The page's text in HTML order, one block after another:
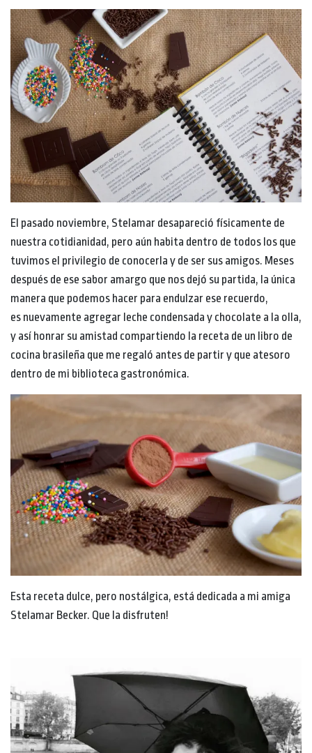
El pasado noviembre, Stelamar desapareció físicamente de
nuestra cotidianidad, pero aún habita dentro de todos los que
tuvimos el privilegio de conocerla y de ser sus amigos. Meses
después de ese sabor amargo que nos dejó su partida, la única
manera que podemos hacer para endulzar ese recuerdo,
es nuevamente agregar leche condensada y chocolate a la olla,
y así honrar su amistad compartiendo la receta de un libro de
cocina brasileña que me regaló antes de partir y que atesoro
dentro de mi biblioteca gastronómica.
Esta receta dulce, pero nostálgica, está dedicada a mi amiga
Stelamar Becker. Que la disfruten!